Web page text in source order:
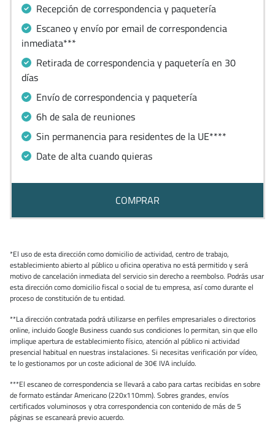
Recepción de correspondencia y paquetería
Escaneo y envío por email de correspondencia
inmediata***
Retirada de correspondencia y paquetería en 30
días
Envío de correspondencia y paquetería
6h de sala de reuniones
Sin permanencia para residentes de la UE****
Date de alta cuando quieras
COMPRAR
*El uso de esta dirección como domicilio de actividad, centro de trabajo,
establecimiento abierto al público u oficina operativa no está permitido y será
motivo de cancelación inmediata del servicio sin derecho a reembolso. Podrás usar
esta dirección como domicilio fiscal o social de tu empresa, así como durante el
proceso de constitución de tu entidad.
**La dirección contratada podrá utilizarse en perfiles empresariales o directorios
online, incluido Google Business cuando sus condiciones lo permitan, sin que ello
implique apertura de establecimiento físico, atención al público ni actividad
presencial habitual en nuestras instalaciones. Si necesitas verificación por vídeo,
te lo gestionamos por un coste adicional de 30€ IVA incluído.
***El escaneo de correspondencia se llevará a cabo para cartas recibidas en sobre
de formato estándar Americano (220x110mm). Sobres grandes, envíos
certificados voluminosos y otra correspondencia con contenido de más de 5
páginas se escaneará previo acuerdo.